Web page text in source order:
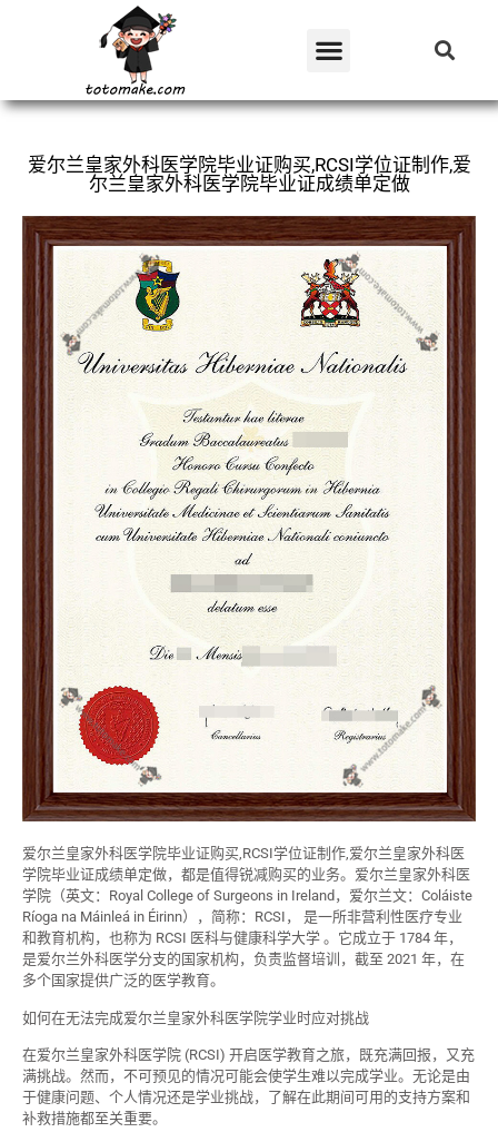
爱尔兰皇家外科医学院毕业证购买,RCSI学位证制作,爱
尔兰皇家外科医学院毕业证成绩单定做
爱尔兰皇家外科医学院毕业证购买,RCSI学位证制作,爱尔兰皇家外科医
学院毕业证成绩单定做，都是值得锐减购买的业务。爱尔兰皇家外科医
学院（英文：Royal College of Surgeons in Ireland，爱尔兰文：Coláiste
Ríoga na Máinleá in Éirinn），简称：RCSI， 是一所非营利性医疗专业
和教育机构，也称为 RCSI 医科与健康科学大学 。它成立于 1784 年，
是爱尔兰外科医学分支的国家机构，负责监督培训，截至 2021 年，在
多个国家提供广泛的医学教育。
如何在无法完成爱尔兰皇家外科医学院学业时应对挑战
在爱尔兰皇家外科医学院 (RCSI) 开启医学教育之旅，既充满回报，又充
满挑战。然而，不可预见的情况可能会使学生难以完成学业。无论是由
于健康问题、个人情况还是学业挑战，了解在此期间可用的支持方案和
补救措施都至关重要。